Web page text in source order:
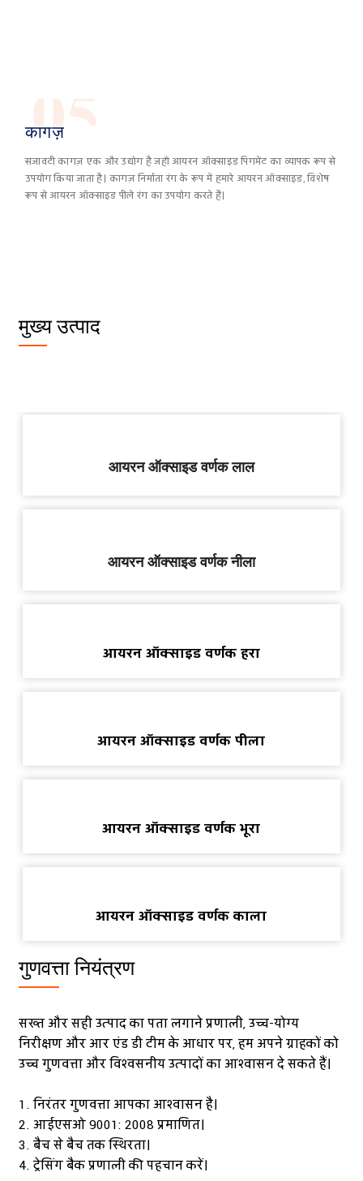
05
कागज़
सजावटी कागज़ एक और उद्योग है जहाँ आयरन ऑक्साइड पिगमेंट का व्यापक रूप से
उपयोग किया जाता है। कागज़ निर्माता रंग के रूप में हमारे आयरन ऑक्साइड, विशेष
रूप से आयरन ऑक्साइड पीले रंग का उपयोग करते हैं।
मुख्य उत्पाद
आयरन ऑक्साइड वर्णक लाल
आयरन ऑक्साइड वर्णक नीला
आयरन ऑक्साइड वर्णक हरा
आयरन ऑक्साइड वर्णक पीला
आयरन ऑक्साइड वर्णक भूरा
आयरन ऑक्साइड वर्णक काला
गुणवत्ता नियंत्रण
सख्त और सही उत्पाद का पता लगाने प्रणाली, उच्च-योग्य
निरीक्षण और आर एंड डी टीम के आधार पर, हम अपने ग्राहकों को
उच्च गुणवत्ता और विश्वसनीय उत्पादों का आश्वासन दे सकते हैं।
1. निरंतर गुणवत्ता आपका आश्वासन है।
2. आईएसओ 9001: 2008 प्रमाणित।
3. बैच से बैच तक स्थिरता।
4. ट्रेसिंग बैक प्रणाली की पहचान करें।